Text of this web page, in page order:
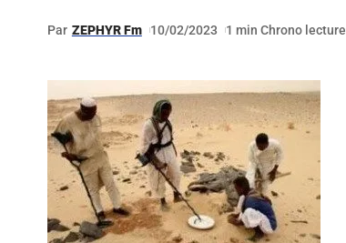
Par ZEPHYR Fm 10/02/2023 1 min Chrono lecture